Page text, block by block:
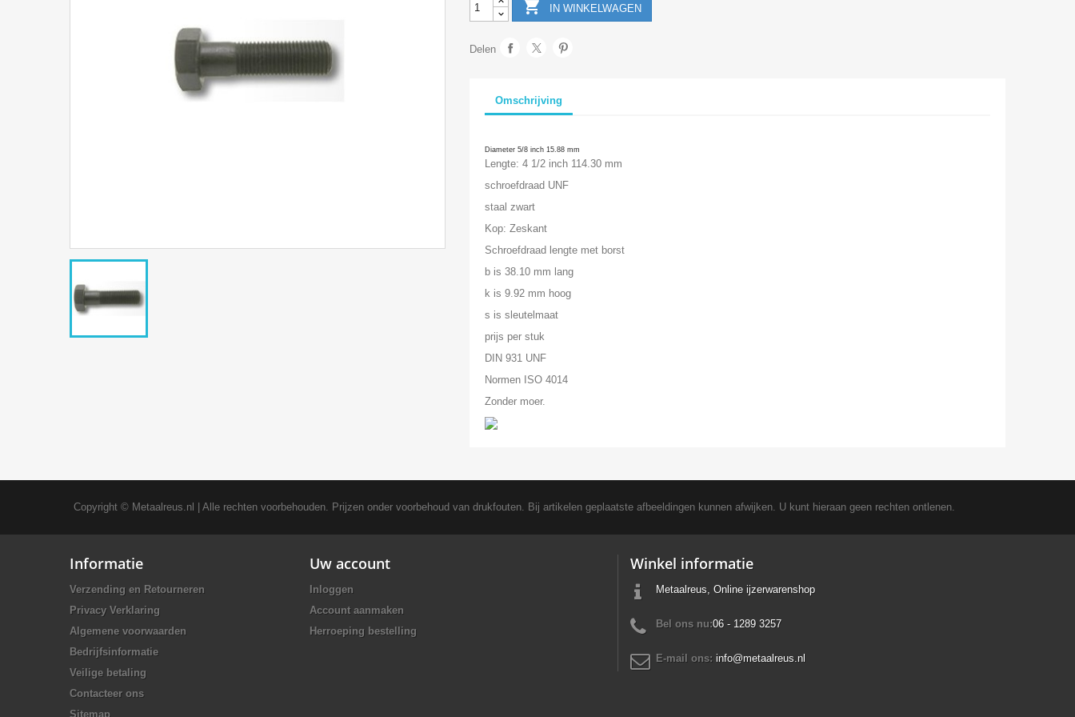
 IN WINKELWAGEN
Delen
Omschrijving
Diameter 5/8 inch 15.88 mm
Lengte: 4 1/2 inch 114.30 mm
schroefdraad UNF
staal zwart
Kop: Zeskant
Schroefdraad lengte met borst
b is 38.10 mm lang
k is 9.92 mm hoog
s is sleutelmaat
prijs per stuk
DIN 931 UNF
Normen ISO 4014
Zonder moer.
Copyright © Metaalreus.nl | Alle rechten voorbehouden. Prijzen onder voorbehoud van drukfouten. Bij artikelen geplaatste afbeeldingen kunnen afwijken. U kunt hieraan geen rechten ontlenen.
Informatie
Verzending en Retourneren
Privacy Verklaring
Algemene voorwaarden
Bedrijfsinformatie
Veilige betaling
Contacteer ons
Sitemap
Uw account
Inloggen
Account aanmaken
Herroeping bestelling
Winkel informatie
Metaalreus, Online ijzerwarenshop
Bel ons nu:06 - 1289 3257
E-mail ons: info@metaalreus.nl